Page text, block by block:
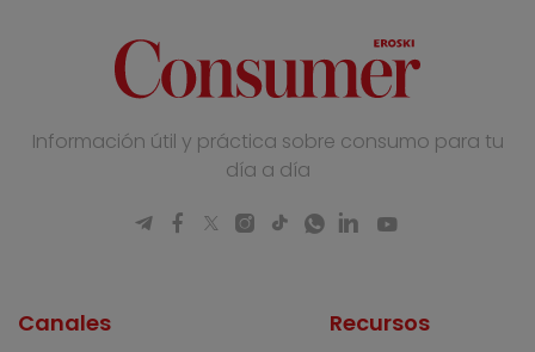
Información útil y práctica sobre consumo para tu
día a día
Canales Recursos